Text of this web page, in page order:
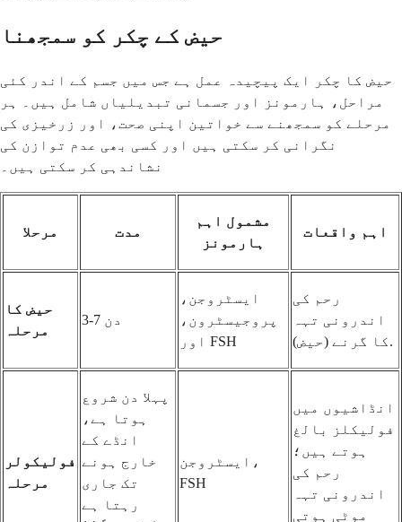
حیض کے چکر کو سمجھنا
حیض کا چکر ایک پیچیدہ عمل ہے جس میں جسم کے اندر کئی
مراحل، ہارمونز اور جسمانی تبدیلیاں شامل ہیں۔ ہر
مرحلے کو سمجھنے سے خواتین اپنی صحت، اور زرخیزی کی
نگرانی کر سکتی ہیں اور کسی بھی عدم توازن کی
نشاندہی کر سکتی ہیں۔
مرحلا مدت
مشمول اہم
ہارمونز
اہم واقعات
حیض کا
مرحلہ
3-7 دن
ایسٹروجن،
پروجیسٹرون،
اور FSH
رحم کی
اندرونی تہہ
کا گرنے (حیض).
فولیکولر
مرحلہ
پہلا دن شروع
ہوتا ہے،
انڈے کے
خارج ہونے
تک جاری
رہتا ہے
ایسٹروجن،
FSH
انڈاشیوں میں
فولیکلز بالغ
ہوتے ہیں؛
رحم کی
اندرونی تہہ
موٹی ہوتی